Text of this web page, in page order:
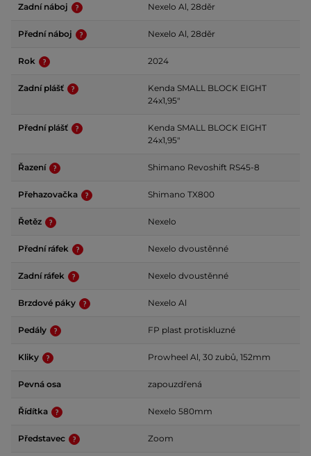
Zadní náboj Nexelo Al, 28děr
Přední náboj Nexelo Al, 28děr
Rok 2024
Zadní plášť
Kenda SMALL BLOCK EIGHT
24x1,95"
Přední plášť
Kenda SMALL BLOCK EIGHT
24x1,95"
Řazení Shimano Revoshift RS45-8
Přehazovačka Shimano TX800
Řetěz Nexelo
Přední ráfek Nexelo dvoustěnné
Zadní ráfek Nexelo dvoustěnné
Brzdové páky Nexelo Al
Pedály FP plast protiskluzné
Kliky Prowheel Al, 30 zubů, 152mm
Pevná osa zapouzdřená
Řídítka Nexelo 580mm
Představec Zoom